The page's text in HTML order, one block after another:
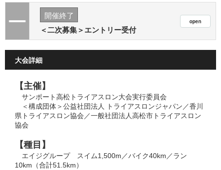
開催終了
＜二次募集＞エントリー受付
大会詳細
【主催】
サンポート高松トライアスロン大会実行委員会
＜構成団体＞公益社団法人 トライアスロンジャパン／香川
県トライアスロン協会／一般社団法人高松市トライアスロン
協会
【種目】
エイジグループ スイム1,500m／バイク40km／ラン
10km（合計51.5km）